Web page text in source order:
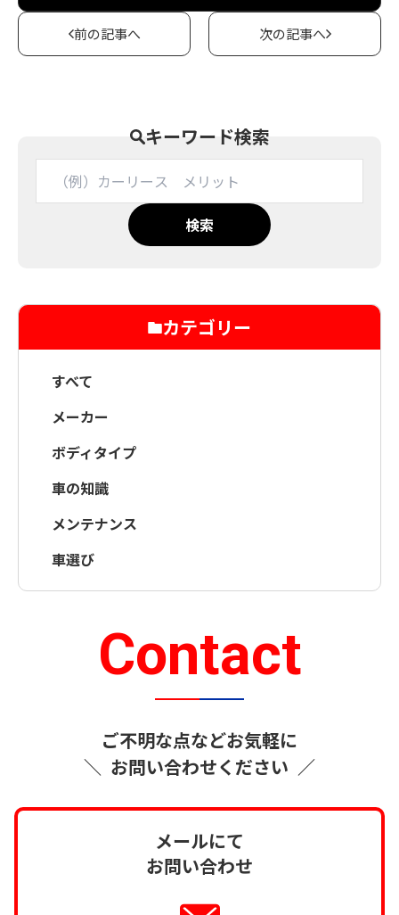
前の記事へ 次の記事へ
キーワード検索
検索
カテゴリー
すべて
メーカー
ボディタイプ
車の知識
メンテナンス
車選び
Contact
＼
ご不明な点などお気軽に
お問い合わせください ／
メールにて
お問い合わせ